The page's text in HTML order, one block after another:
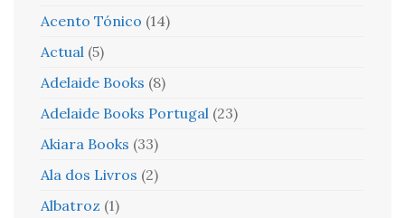
Acento Tónico (14)
Actual (5)
Adelaide Books (8)
Adelaide Books Portugal (23)
Akiara Books (33)
Ala dos Livros (2)
Albatroz (1)